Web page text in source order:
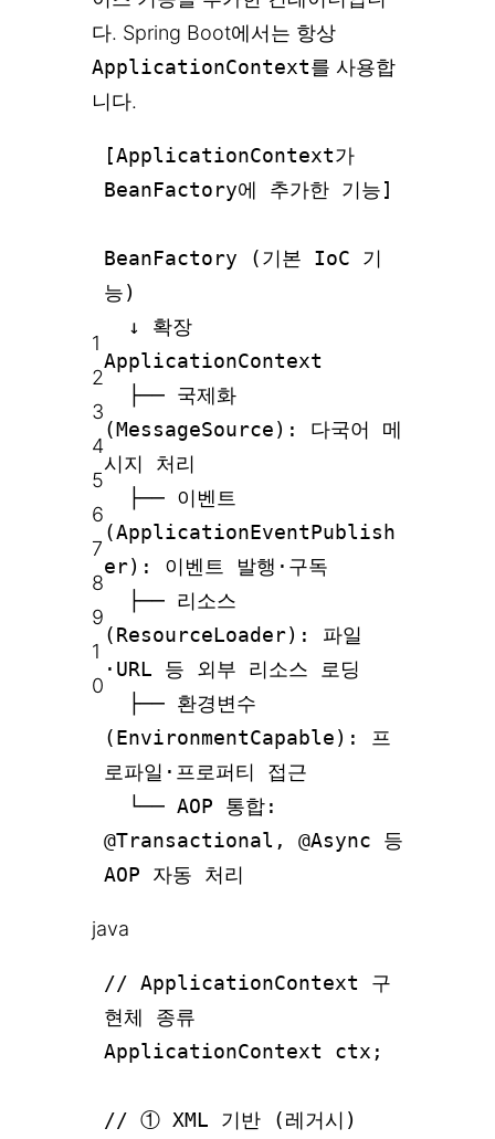
다. Spring Boot에서는 항상
ApplicationContext를 사용합
니다.
1
2
3
4
5
6
7
8
9
1
0
[ApplicationContext가
BeanFactory에 추가한 기능]
BeanFactory (기본 IoC 기
능)
↓ 확장
ApplicationContext
├── 국제화
(MessageSource): 다국어 메
시지 처리
├── 이벤트
(ApplicationEventPublish
er): 이벤트 발행·구독
├── 리소스
(ResourceLoader): 파일
·URL 등 외부 리소스 로딩
├── 환경변수
(EnvironmentCapable): 프
로파일·프로퍼티 접근
└── AOP 통합:
@Transactional, @Async 등
AOP 자동 처리
java
// ApplicationContext 구
현체 종류
ApplicationContext ctx;
// ① XML 기반 (레거시)